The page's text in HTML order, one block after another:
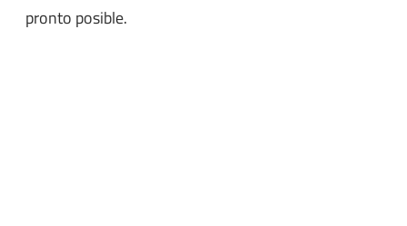
pronto posible.